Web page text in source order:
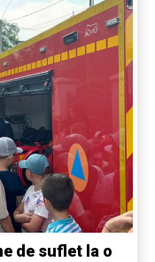
de suflet la o